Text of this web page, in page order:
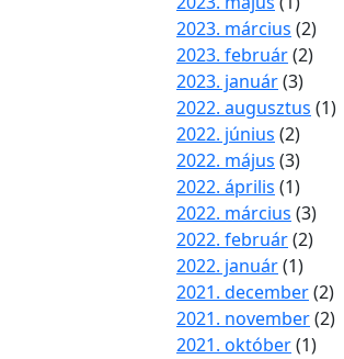
2023. március (2)
2023. február(2)
2023. január(3)
2022. augusztus (1)
2022. június (2)
2022. május (3)
2022. április (1)
2022. március (3)
2022. február(2)
2022. január(1)
2021. december(2)
2021. november(2)
2021. október(1)